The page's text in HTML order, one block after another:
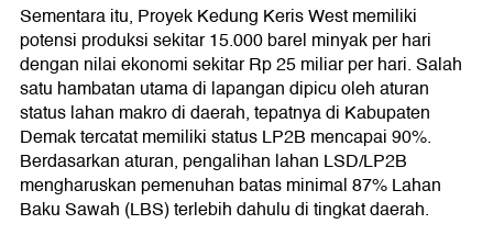
Sementara itu, Proyek Kedung Keris West memiliki
potensi produksi sekitar 15.000 barel minyak per hari
dengan nilai ekonomi sekitar Rp 25 miliar per hari. Salah
satu hambatan utama di lapangan dipicu oleh aturan
status lahan makro di daerah, tepatnya di Kabupaten
Demak tercatat memiliki status LP2B mencapai 90%.
Berdasarkan aturan, pengalihan lahan LSD/LP2B
mengharuskan pemenuhan batas minimal 87% Lahan
Baku Sawah (LBS) terlebih dahulu di tingkat daerah.